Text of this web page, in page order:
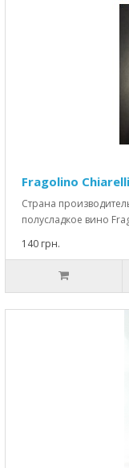
Fragolino
Страна
полусладкое вино
140 грн.